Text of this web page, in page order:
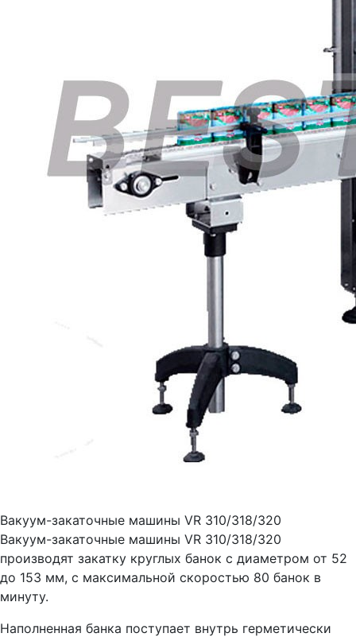
Вакуум-закаточные машины VR 310/318/320
Вакуум-закаточные машины VR 310/318/320
производят закатку круглых банок с диаметром от 52
до 153 мм, с максимальной скоростью 80 банок в
минуту.
Наполненная банка поступает внутрь герметически